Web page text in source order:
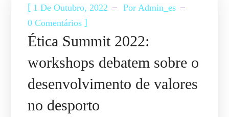
[ 1 De Outubro, 2022 PorAdmin_es
0 Comentários ]
Ética Summit 2022:
workshops debatem sobre o
desenvolvimento de valores
no desporto